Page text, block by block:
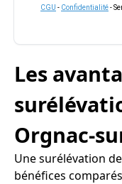
CGU - Confidentialité-
Les
Orgnac-
Une surélévation
bénéfices